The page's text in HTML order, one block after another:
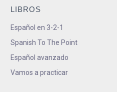
LIBROS
Español en 3-2-1
Spanish To The Point
Español avanzado
Vamos a practicar